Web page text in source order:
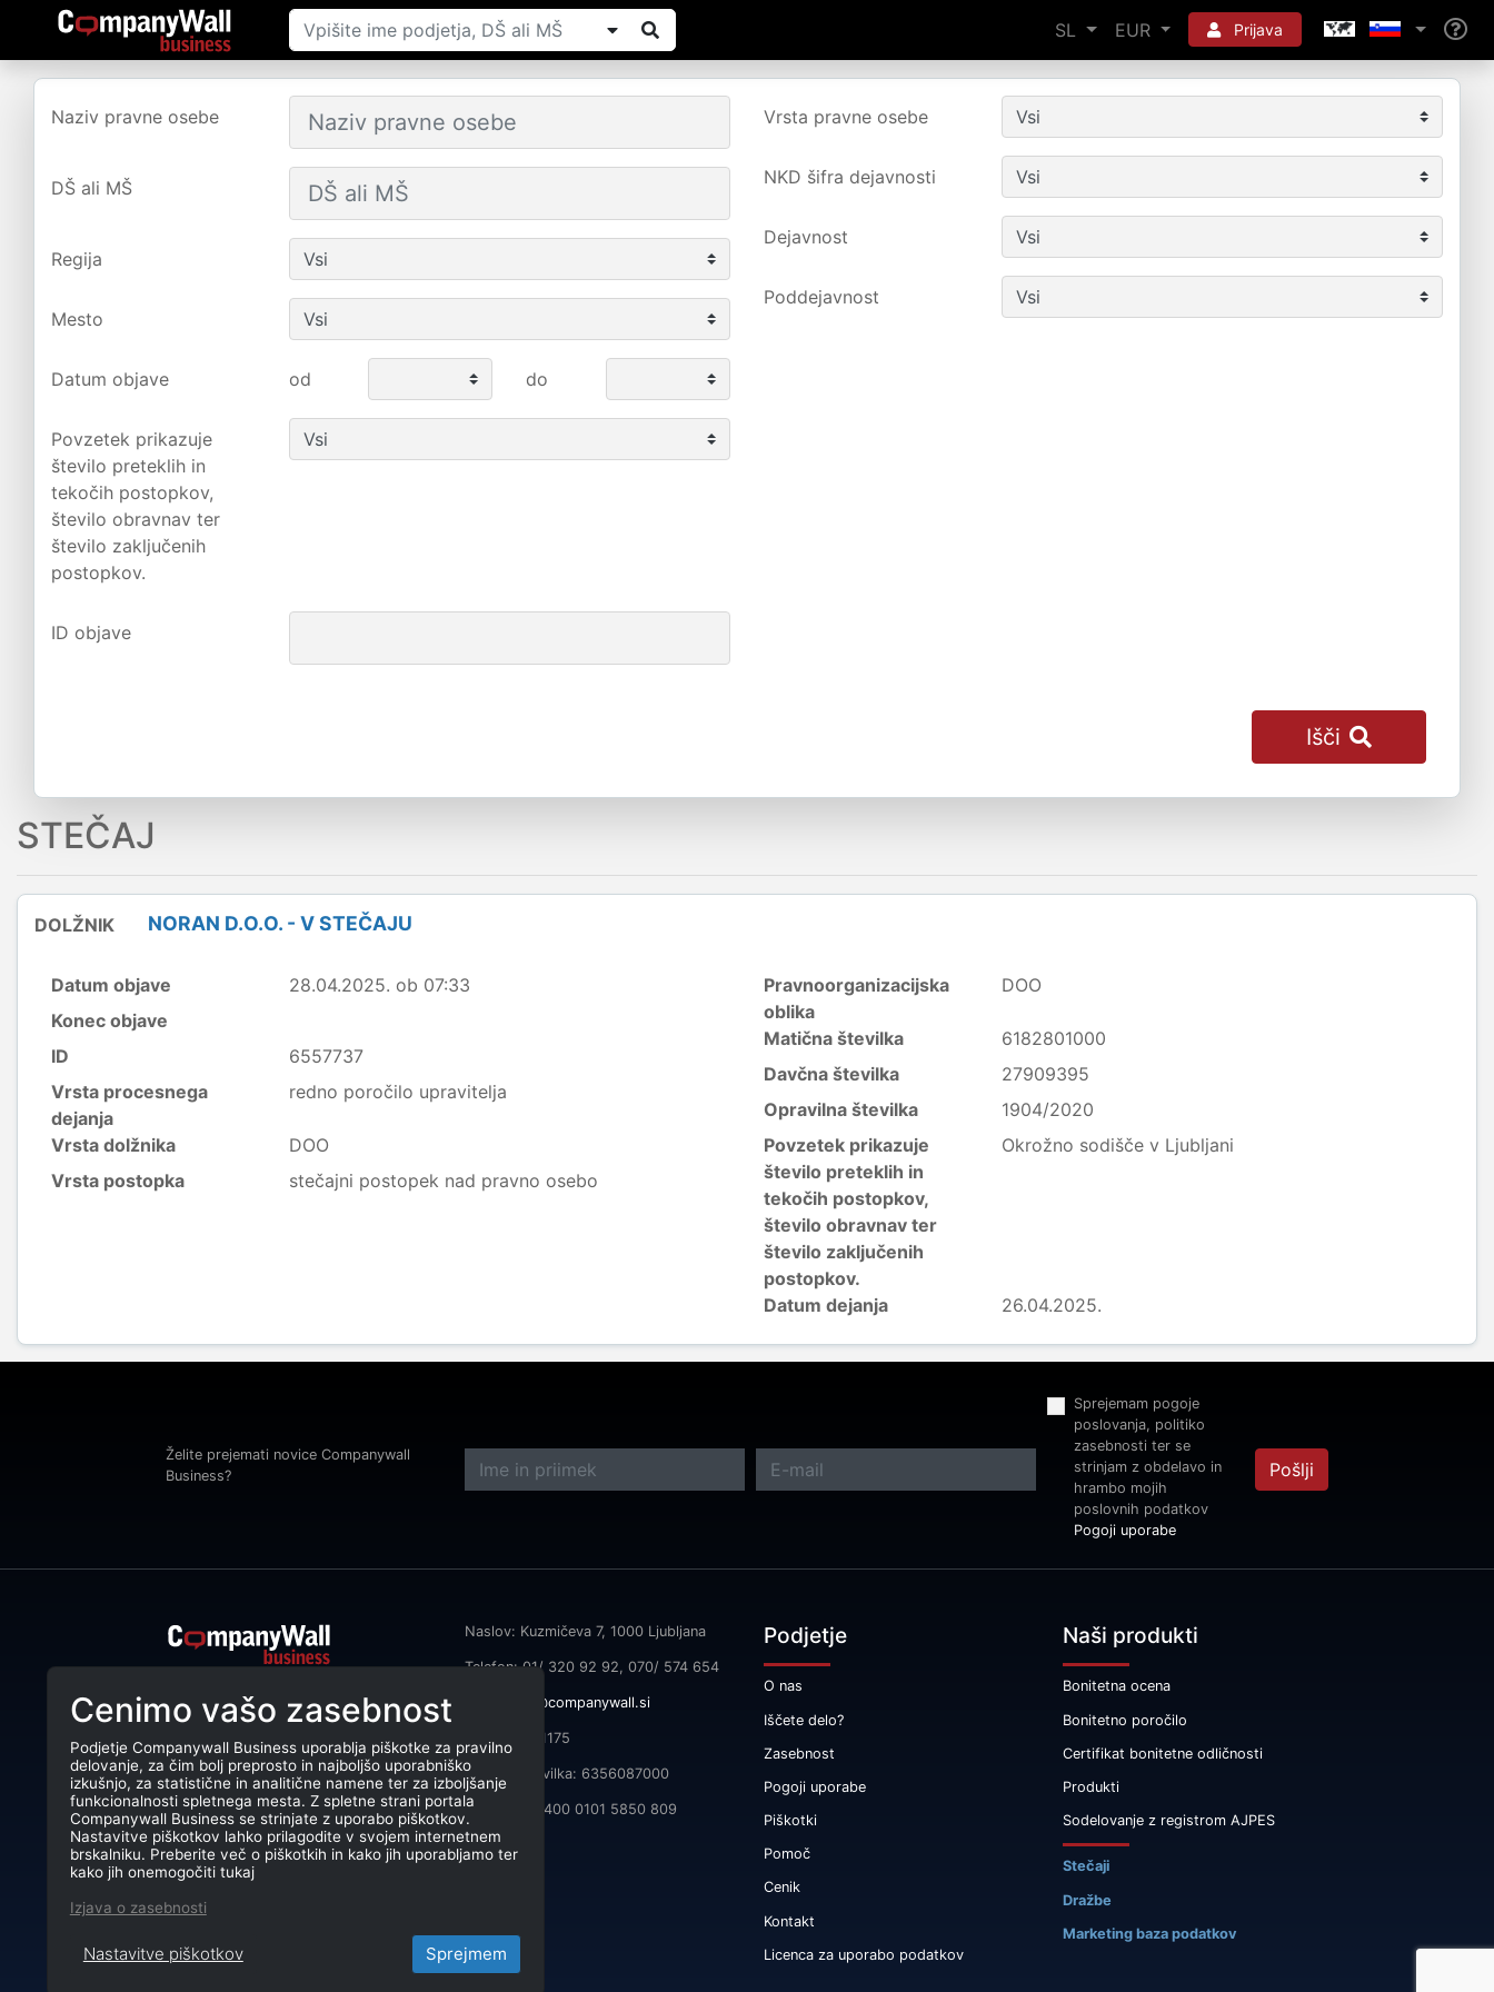
SL EUR Prijava
Naziv pravne osebe
DŠ ali MŠ
Regija
Mesto
Vrsta pravne osebe
NKD šifra dejavnosti
Dejavnost
Poddejavnost
Datum objave od do
Povzetek prikazuje
število preteklih in
tekočih postopkov,
število obravnav ter
število zaključenih
postopkov.
ID objave
Išči
STEČAJ
DOLŽNIK NORAN D.O.O. - V STEČAJU
Datum objave
28.04.2025. ob 07:33
Konec objave
ID
6557737
Vrsta procesnega
dejanja
redno poročilo upravitelja
Vrsta dolžnika
DOO
Vrsta postopka
stečajni postopek nad pravno osebo
Pravnoorganizacijska
oblika
DOO
Matična številka
6182801000
Davčna številka
27909395
Opravilna številka
1904/2020
Povzetek prikazuje
število preteklih in
tekočih postopkov,
število obravnav ter
število zaključenih
postopkov.
Okrožno sodišče v Ljubljani
Datum dejanja 26.04.2025.
Želite prejemati novice Companywall
Business?
Sprejemam pogoje
poslovanja, politiko
zasebnosti ter se
strinjam z obdelavo in
hrambo mojih
poslovnih podatkov
Pogoji uporabe
Pošlji
podjetjem pomaga izboljšati
poslovanje z iskanjem in povezovanjem
strank.
CompanyWall Business © 2026
Naslov: Kuzmičeva 7, 1000 Ljubljana
Telefon: 01/ 320 92 92, 070/ 574 654
info@companywall.si
DŠ: SI55591175
Matična številka: 6356087000
TRR: SI56 3400 0101 5850 809
Podjetje
O nas
Iščete delo?
Zasebnost
Pogoji uporabe
Piškotki
Pomoč
Cenik
Kontakt
Licenca za uporabo podatkov
Naši produkti
Bonitetna ocena
Bonitetno poročilo
Certifikat bonitetne odličnosti
Produkti
Sodelovanje z registrom AJPES
Stečaji
Dražbe
Marketing baza podatkov
Cenimo vašo zasebnost
Podjetje Companywall Business uporablja piškotke za pravilno
delovanje, za čim bolj preprosto in najboljšo uporabniško
izkušnjo, za statistične in analitične namene ter za izboljšanje
funkcionalnosti spletnega mesta. Z spletne strani portala
Companywall Business se strinjate z uporabo piškotkov.
Nastavitve piškotkov lahko prilagodite v svojem internetnem
brskalniku. Preberite več o piškotkih in kako jih uporabljamo ter
kako jih onemogočiti tukaj
Izjava o zasebnosti
Nastavitve piškotkov Sprejmem